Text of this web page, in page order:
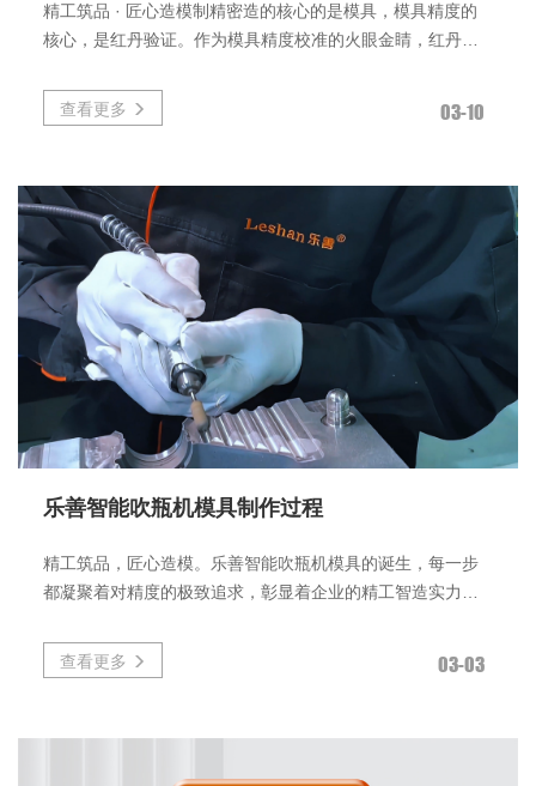
精工筑品 · 匠心造模制精密造的核心的是模具，模具精度的
核心，是红丹验证。作为模具精度校准的火眼金睛，红丹验
查看更多 03-10
乐善智能吹瓶机模具制作过程
精工筑品，匠心造模。乐善智能吹瓶机模具的诞生，每一步
都凝聚着对精度的极致追求，彰显着企业的精工智造实力。
查看更多 03-03